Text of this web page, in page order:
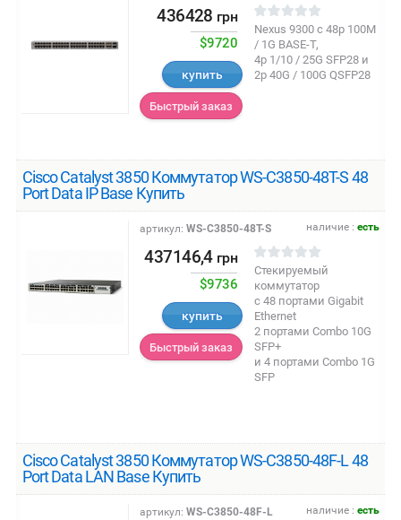
436428 грн
$9720
купить
Быстрый заказ
Nexus 9300 с 48p 100M
/ 1G BASE-T,
4p 1/10 / 25G SFP28 и
2p 40G / 100G QSFP28
Cisco Catalyst 3850 Коммутатор WS-C3850-48T-S 48
Port Data IP Base Купить
наличие :есть
артикул: WS-C3850-48T-S
437146,4 грн
$9736
купить
Быстрый заказ
Стекируемый
коммутатор
с 48 портами Gigabit
Ethernet
2 портами Сombo 10G
SFP+
и 4 портами Combo 1G
SFP
Cisco Catalyst 3850 Коммутатор WS-C3850-48F-L 48
Port Data LAN Base Купить
наличие :есть
артикул: WS-C3850-48F-L